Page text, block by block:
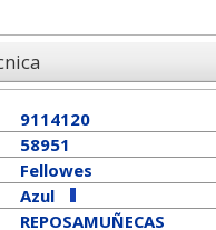
9114120
58951
Fellowes
Azul
REPOSAMUÑECAS